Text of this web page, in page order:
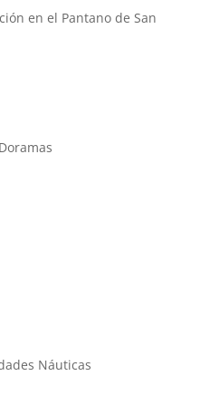
en el Pantano de San
Náuticas